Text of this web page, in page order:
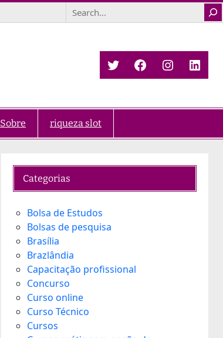
Search
TwitterFacebook
Sobre riqueza slot
Categorias
Bolsa de Estudos
Bolsas de pesquisa
Brasília
Brazlândia
Capacitação profissional
Concurso
Curso online
Curso Técnico
Cursos